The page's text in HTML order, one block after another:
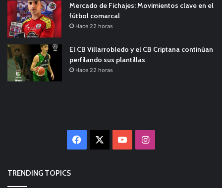
Mercado de Fichajes: Movimientos clave en el
fútbol comarcal
Hace 22 horas
El CB Villarrobledo y el CB Criptana continúan
perfilando sus plantillas
Hace 22 horas
Facebook YouTubeInstagram
TRENDING TOPICS